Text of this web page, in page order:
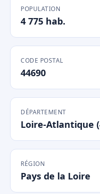
POPULATION
4 775 hab.
CODE POSTAL
44690
DÉPARTEMENT
Loire-Atlantique
RÉGION
Pays de la Loire